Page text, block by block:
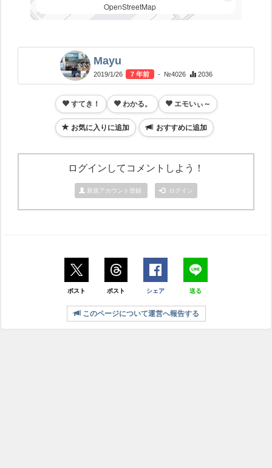
OpenStreetMap
Mayu
2019/1/26 7 年前 - №4026 2036
すてき！ わかる。 エモいぃ～
お気に入りに追加 おすすめに追加
ログインしてコメントしよう！
新規アカウント登録 ログイン
ポスト ポスト シェア 送る
このページについて運営へ報告する